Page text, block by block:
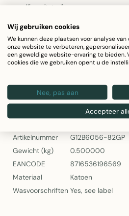
gezellige uitstraling.
Diameter: 40 cm
Materiaal: 100% katoen
Kleur: Grape
Gewicht: 500 gram
Linen & More Cushion Bella – Ronde
Artikelnummer
G12B6056-82GP
Gewicht (kg)
0.500000
EANCODE
8716536196569
Materiaal
Katoen
Wasvoorschriften Yes, see label
Wij gebruiken cookies
We kunnen deze plaatsen voor analyse van
onze website te verbeteren,
een geweldige website-ervaring te bieden.
cookies die we gebruiken opent u de
Nee, pas aan
Accepteer